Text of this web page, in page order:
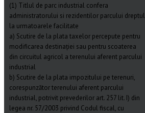
(1) Titlul de parc industrial confera
administratorului si rezidentilor parcului dreptul
la urmatoarele facilitate
a) Scutire de la plata taxelor percepute pentru
modificarea destinației sau pentru scoaterea
din circuitul agricol a terenului aferent parcului
industrial
b) Scutire de la plata impozitului pe terenuri,
corespunzător terenului aferent parcului
industrial, potrivit prevederilor art. 257 lit. I) din
legea nr. 57/2003 privind Codul fiscal, cu